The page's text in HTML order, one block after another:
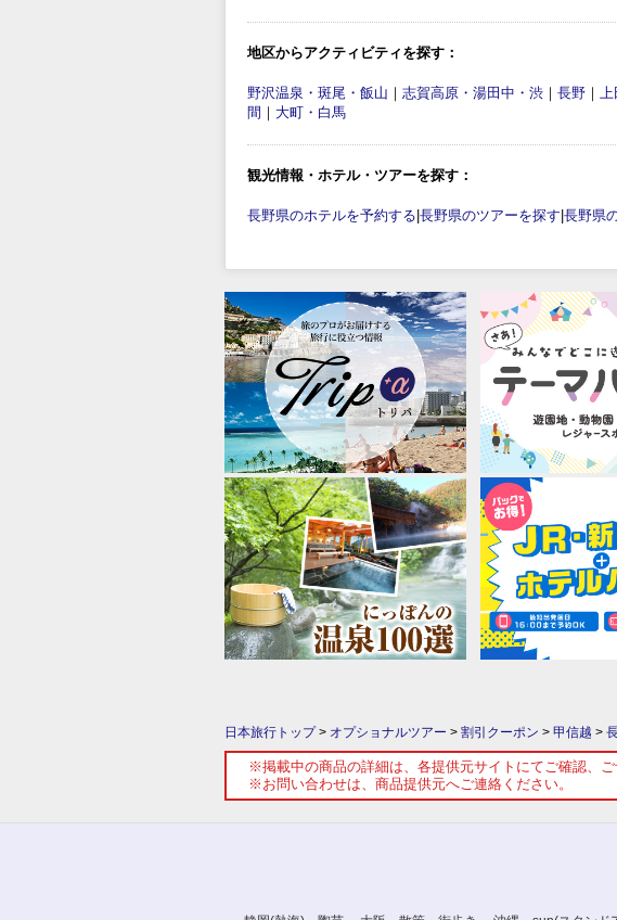
地区からアクティビティを探す：
野沢温泉・斑尾・飯山 ｜ 志賀高原・湯田中・渋 ｜ 長野 ｜
間 ｜ 大町・白馬
観光情報・ホテル・ツアーを探す：
長野県のホテルを予約する 長野県のツアーを探す 長野県
日本旅行トップ> オプショナルツアー > 割引クーポン > 甲信越 >
※掲載中の商品の詳細は、各提供元サイトにてご確認、ご
※お問い合わせは、商品提供元へご連絡ください。